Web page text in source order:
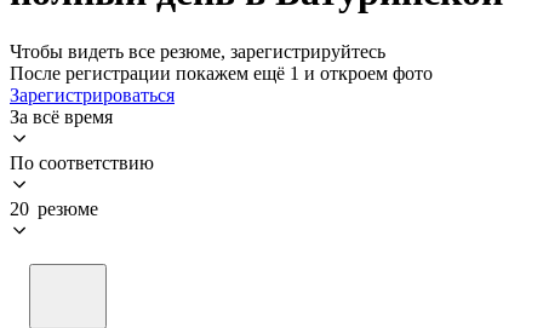
Чтобы видеть все резюме, зарегистрируйтесь
После регистрации покажем ещё 1 и откроем фото
Зарегистрироваться
За всё время
По соответствию
20 резюме